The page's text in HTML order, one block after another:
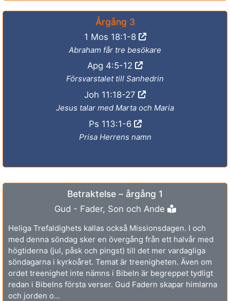
Årgång 3
1 Mos 18:1-8
Abraham får tre besökare
Apg 4:5-12
Försvarstalet till Sanhedrin
Joh 11:18-27
Jesus talar med Marta och Maria
Ps 113:1-6
Prisa Herrens namn
Betraktelse – årgång 1
Gud - Fader, Son och Ande
Heliga Trefaldighets kallas också Missionsdagen. I och
med denna söndag sker en övergång från ett halvår med
högtiderna (jul, påsk och pingst) till det mer vardagliga
söndagarna i kyrkoåret. Temat är treenigheten. Även om
ordet treenighet inte nämns i Bibeln är begreppet tydligt
redan i Bibelns första verser. Gud Fadern skapar himlarna
och jorden o...